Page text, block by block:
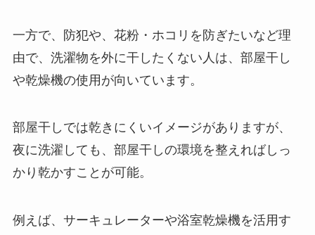
一方で、防犯や、花粉・ホコリを防ぎたいなど理
由で、洗濯物を外に干したくない人は、部屋干し
や乾燥機の使用が向いています。
部屋干しでは乾きにくいイメージがありますが、
夜に洗濯しても、部屋干しの環境を整えればしっ
かり乾かすことが可能。
例えば、サーキュレーターや浴室乾燥機を活用す